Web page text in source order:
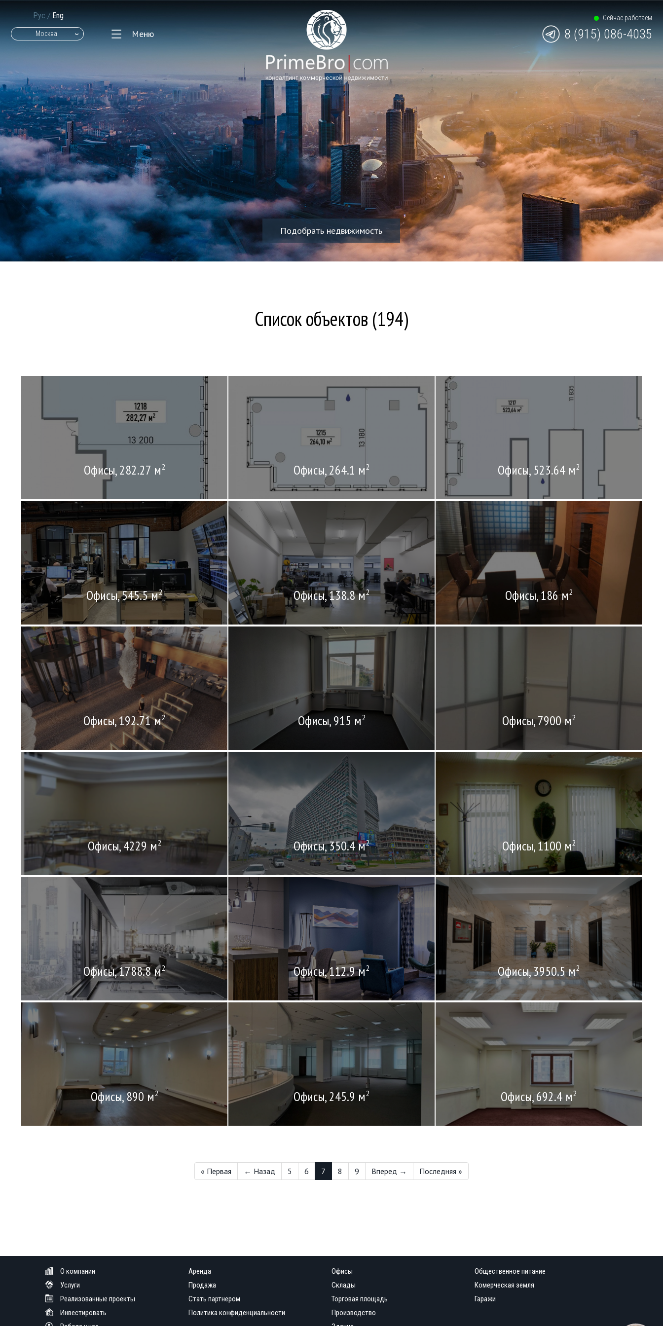
Рус / Eng
Москва Меню
Сейчас работаем
8 (915) 086-4035
Подобрать недвижимость
Список объектов (194)
Офисы, 282.27 м2 Офисы, 264.1 м2 Офисы, 523.64 м2
Офисы, 545.5 м2 Офисы, 138.8 м2 Офисы, 186 м2
Офисы, 192.71 м2 Офисы, 915 м2 Офисы, 7900 м2
Офисы, 4229 м2 Офисы, 350.4 м2 Офисы, 1100 м2
Офисы, 1788.8 м2 Офисы, 112.9 м2 Офисы, 3950.5 м2
Офисы, 890 м2 Офисы, 245.9 м2 Офисы, 692.4 м2
« Первая ← Назад 5 6 7 8 9 Вперед → Последняя »
О компании
Услуги
Реализованные проекты
Инвестировать
Аренда
Продажа
Стать партнером
Политика конфиденциальности
Офисы
Склады
Торговая площадь
Производство
Общественное питание
Комерческая земля
Гаражи